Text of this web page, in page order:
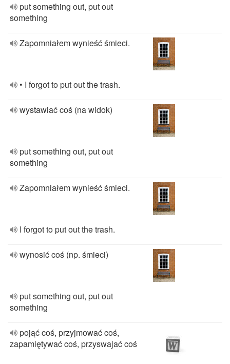
put something out, put out
something
Zapomniałem wynieść śmieci.
• I forgot to put out the trash.
wystawiać coś (na widok)
put something out, put out
something
Zapomniałem wynieść śmieci.
I forgot to put out the trash.
wynosić coś (np. śmieci)
put something out, put out
something
pojąć coś, przyjmować coś,
zapamiętywać coś, przyswajać coś